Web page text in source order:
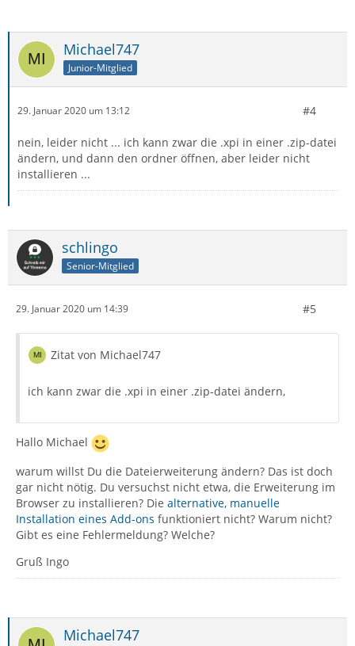
Michael747
Junior-Mitglied
29. Januar 2020 um 13:12 #4
nein, leider nicht ... ich kann zwar die .xpi in einer .zip-datei
ändern, und dann den ordner öffnen, aber leider nicht
installieren ...
schlingo
Senior-Mitglied
29. Januar 2020 um 14:39 #5
Zitat von Michael747
ich kann zwar die .xpi in einer .zip-datei ändern,
Hallo Michael
warum willst Du die Dateierweiterung ändern? Das ist doch
gar nicht nötig. Du versuchst nicht etwa, die Erweiterung im
Browser zu installieren? Die alternative, manuelle
Installation eines Add-ons funktioniert nicht? Warum nicht?
Gibt es eine Fehlermeldung? Welche?
Gruß Ingo
Michael747